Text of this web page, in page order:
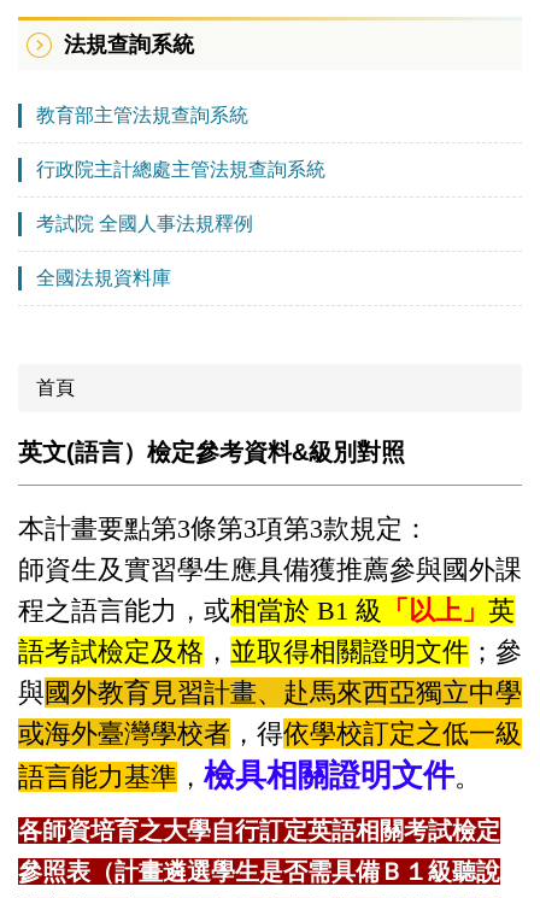
法規查詢系統
教育部主管法規查詢系統
行政院主計總處主管法規查詢系統
考試院 全國人事法規釋例
全國法規資料庫
首頁
英文(語言）檢定參考資料&級別對照
本計畫要點第3條第3項第3款規定：
師資生及實習學生應具備獲推薦參與國外課
程之語言能力，或相當於 B1 級 「以上」 英
語考試檢定及格 ， 並取得相關證明文件 ；參
與國外教育見習計畫、赴馬來西亞獨立中學
或海外臺灣學校者 ，得依學校訂定之低一級
語言能力基準 ， 檢具相關證明文件。
各師資培育之大學自行訂定英語相關考試檢定
參照表（計畫遴選學生是否需具備Ｂ１級聽說